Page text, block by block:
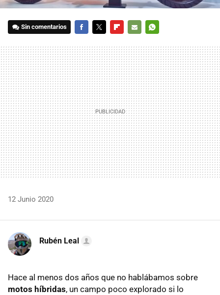
Sin comentarios
MAIL
12 Junio 2020
Rubén Leal
Hace al menos dos años que no hablábamos sobre
motos híbridas, un campo poco explorado si lo